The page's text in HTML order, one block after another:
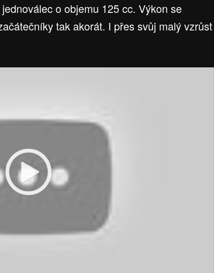
o objemu 125 cc. Výkon se
tak akorát. I přes svůj malý vzrůst